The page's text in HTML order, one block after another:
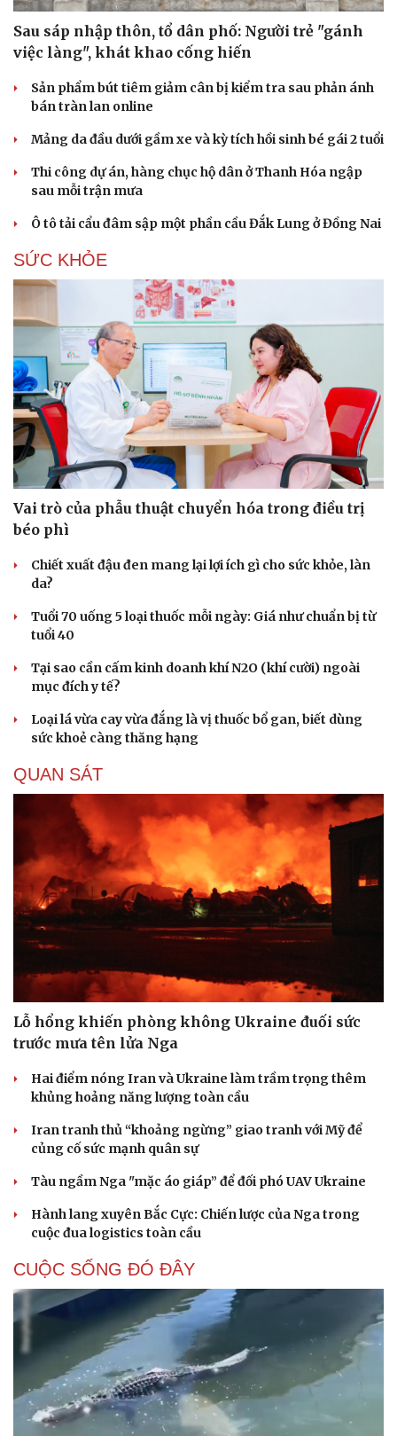
Du lịch
Tư vấn
check-in
Podcast
Cửa sổ tình yêu
Sau sáp nhập thôn, tổ dân phố: Người trẻ "gánh
việc làng", khát khao cống hiến
Sản phẩm bút tiêm giảm cân bị kiểm tra sau phản ánh
bán tràn lan online
Mảng da đầu dưới gầm xe và kỳ tích hồi sinh bé gái 2 tuổi
Thi công dự án, hàng chục hộ dân ở Thanh Hóa ngập
sau mỗi trận mưa
Ô tô tải cẩu đâm sập một phần cầu Đắk Lung ở Đồng Nai
SỨC KHỎE
Vai trò của phẫu thuật chuyển hóa trong điều trị
béo phì
Chiết xuất đậu đen mang lại lợi ích gì cho sức khỏe, làn
da?
Tuổi 70 uống 5 loại thuốc mỗi ngày: Giá như chuẩn bị từ
tuổi 40
Tại sao cần cấm kinh doanh khí N2O (khí cười) ngoài
mục đích y tế?
Loại lá vừa cay vừa đắng là vị thuốc bổ gan, biết dùng
sức khoẻ càng thăng hạng
QUAN SÁT
Lỗ hổng khiến phòng không Ukraine đuối sức
trước mưa tên lửa Nga
Hai điểm nóng Iran và Ukraine làm trầm trọng thêm
khủng hoảng năng lượng toàn cầu
Iran tranh thủ “khoảng ngừng” giao tranh với Mỹ để
củng cố sức mạnh quân sự
Tàu ngầm Nga "mặc áo giáp” để đối phó UAV Ukraine
Hành lang xuyên Bắc Cực: Chiến lược của Nga trong
cuộc đua logistics toàn cầu
CUỘC SỐNG ĐÓ ĐÂY